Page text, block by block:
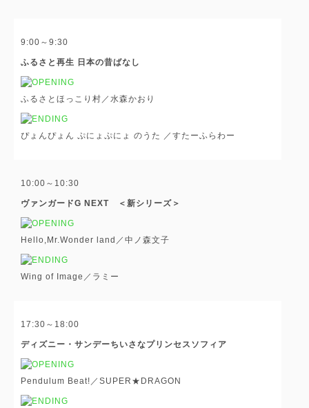
9:00～9:30
ふるさと再生 日本の昔ばなし
ふるさとほっこり村／水森かおり
ぴょんぴょん ぷにょぷにょ のうた ／すたーふらわー
10:00～10:30
ヴァンガードG NEXT ＜新シリーズ＞
Hello,Mr.Wonder land／中ノ森文子
Wing of Image／ラミー
17:30～18:00
ディズニー・サンデーちいさなプリンセスソフィア
Pendulum Beat!／SUPER★DRAGON